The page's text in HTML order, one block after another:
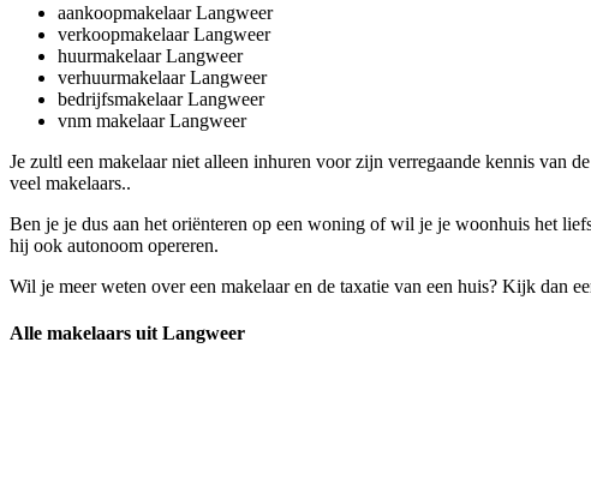
aankoopmakelaar Langweer
verkoopmakelaar Langweer
huurmakelaar Langweer
verhuurmakelaar Langweer
bedrijfsmakelaar Langweer
vnm makelaar Langweer
Je zultl een makelaar niet alleen inhuren voor zijn verregaande kennis van
veel makelaars..
Ben je je dus aan het oriënteren op een woning of wil je je woonhuis het
hij ook autonoom opereren.
Wil je meer weten over een makelaar en de taxatie van een huis? Kijk dan
Alle makelaars uit Langweer